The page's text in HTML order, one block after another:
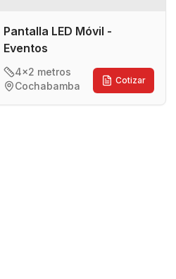
Pantalla LED Móvil -
Eventos
4x2 metros
Cochabamba
Cotizar